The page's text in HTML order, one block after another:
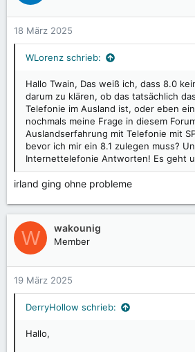
18 März 2025
WLorenz schrieb:
Hallo Twain, Das weiß ich, dass 8.0
darum zu klären, ob das tatsächlich
Telefonie im Ausland ist, oder eben
nochmals meine Frage in diesem
Auslandserfahrung mit Telefonie mit
bevor ich mir ein 8.1 zulegen muss?
Internettelefonie Antworten! Es geht
irland ging ohne probleme
W wakounig
Member
19 März 2025
DerryHollow schrieb:
Hallo,